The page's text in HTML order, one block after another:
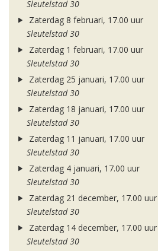
Sleutelstad 30
Zaterdag 8 februari, 17.00 uur
Sleutelstad 30
Zaterdag 1 februari, 17.00 uur
Sleutelstad 30
Zaterdag 25 januari, 17.00 uur
Sleutelstad 30
Zaterdag 18 januari, 17.00 uur
Sleutelstad 30
Zaterdag 11 januari, 17.00 uur
Sleutelstad 30
Zaterdag 4 januari, 17.00 uur
Sleutelstad 30
Zaterdag 21 december, 17.00 uur
Sleutelstad 30
Zaterdag 14 december, 17.00 uur
Sleutelstad 30